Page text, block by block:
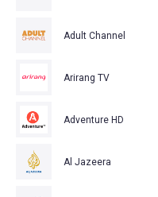
Adult Channel
Arirang TV
Adventure HD
Al Jazeera